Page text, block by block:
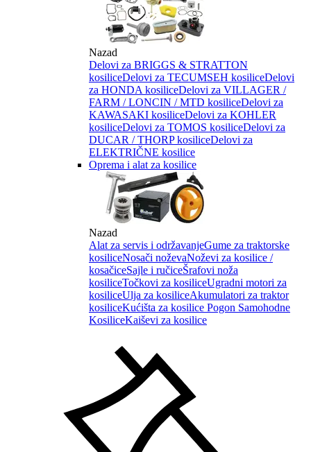
Nazad
Delovi za BRIGGS & STRATTON
kosiliceDelovi za TECUMSEH kosiliceDelovi
za HONDA kosiliceDelovi za VILLAGER /
FARM / LONCIN / MTD kosiliceDelovi za
KAWASAKI kosiliceDelovi za KOHLER
kosiliceDelovi za TOMOS kosiliceDelovi za
DUCAR / THORP kosiliceDelovi za
ELEKTRIČNE kosilice
Oprema i alat za kosilice
Nazad
Alat za servis i održavanjeGume za traktorske
kosiliceNosači noževaNoževi za kosilice /
kosačiceSajle i ručiceŠrafovi noža
kosiliceTočkovi za kosiliceUgradni motori za
kosiliceUlja za kosiliceAkumulatori za traktor
kosiliceKućišta za kosilice Pogon Samohodne
KosiliceKaiševi za kosilice